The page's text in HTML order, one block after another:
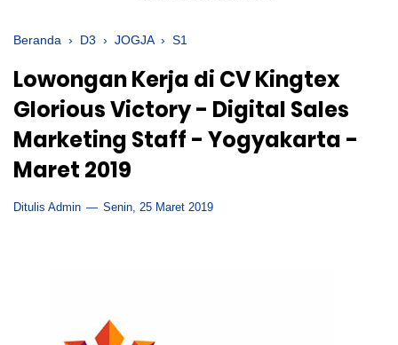
Beranda › D3 › JOGJA › S1
Lowongan Kerja di CV Kingtex
Glorious Victory - Digital Sales
Marketing Staff - Yogyakarta -
Maret 2019
Ditulis Admin Senin, 25 Maret 2019